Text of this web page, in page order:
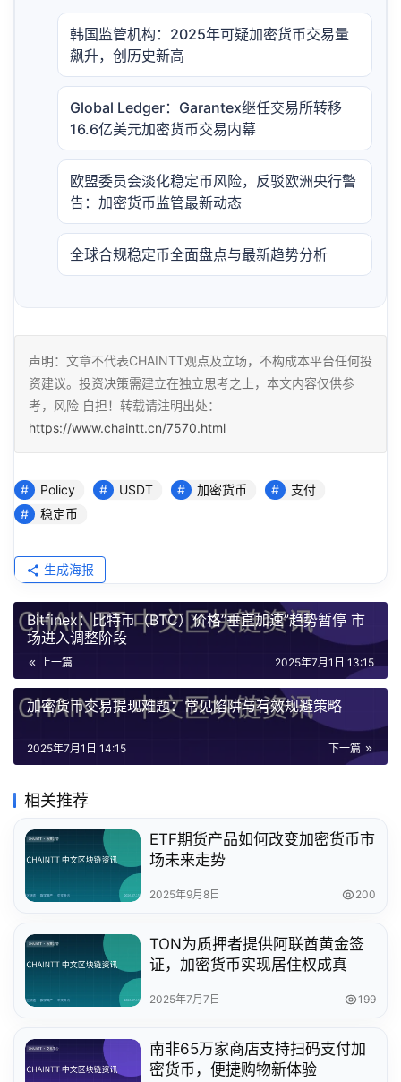
韩国监管机构：2025年可疑加密货币交易量
飙升，创历史新高
Global Ledger：Garantex继任交易所转移
16.6亿美元加密货币交易内幕
欧盟委员会淡化稳定币风险，反驳欧洲央行警
告：加密货币监管最新动态
全球合规稳定币全面盘点与最新趋势分析
声明：文章不代表CHAINTT观点及立场，不构成本平台任何投
资建议。投资决策需建立在独立思考之上，本文内容仅供参
考，风险 自担！转载请注明出处：
https://www.chaintt.cn/7570.html
Policy USDT 加密货币
支付
稳定币
生成海报
Bitfinex：比特币（BTC）价格”垂直加速”趋势暂停 市
场进入调整阶段
上一篇 2025年7月1日 13:15
加密货币交易提现难题：常见陷阱与有效规避策略
下一篇
2025年7月1日 14:15
相关推荐
ETF期货产品如何改变加密货币市
场未来走势
2025年9月8日 200
TON为质押者提供阿联酋黄金签
证，加密货币实现居住权成真
2025年7月7日 199
南非65万家商店支持扫码支付加
密货币，便捷购物新体验